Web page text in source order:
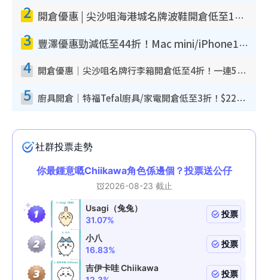
2 開倉優惠 | 尖沙咀海港城名牌波鞋開倉低至1折！On鞋$899起／Joy&Peace鞋履$98起
3 豐澤優惠勁減低至44折！Mac mini/iPhone17Pro大減價！廚房家電$220起
4 開倉優惠｜尖沙咀名牌行李箱開倉低至4折！一連5日 American Tourister/ace./Hallmark $200起！
5 廚具開倉｜特福Tefal廚具/家電開倉低至3折！$220起買平底鍋/炒鑊/湯煲！電飯煲/吸塵機/燙斗$418起